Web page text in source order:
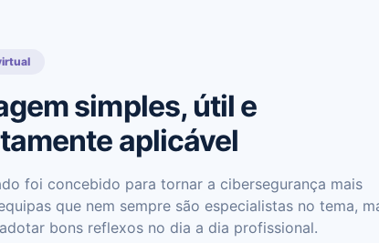
simples, útil e
aplicável
foi concebido para tornar a cibersegurança mais
que nem sempre são especialistas no tema,
bons reflexos no dia a dia profissional.